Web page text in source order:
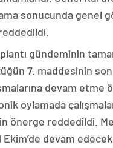
sonucunda genel
gündeminin
7. maddesinin son
devam etme
oylamada
önerge reddedildi.
Ekim’de devam edecek.